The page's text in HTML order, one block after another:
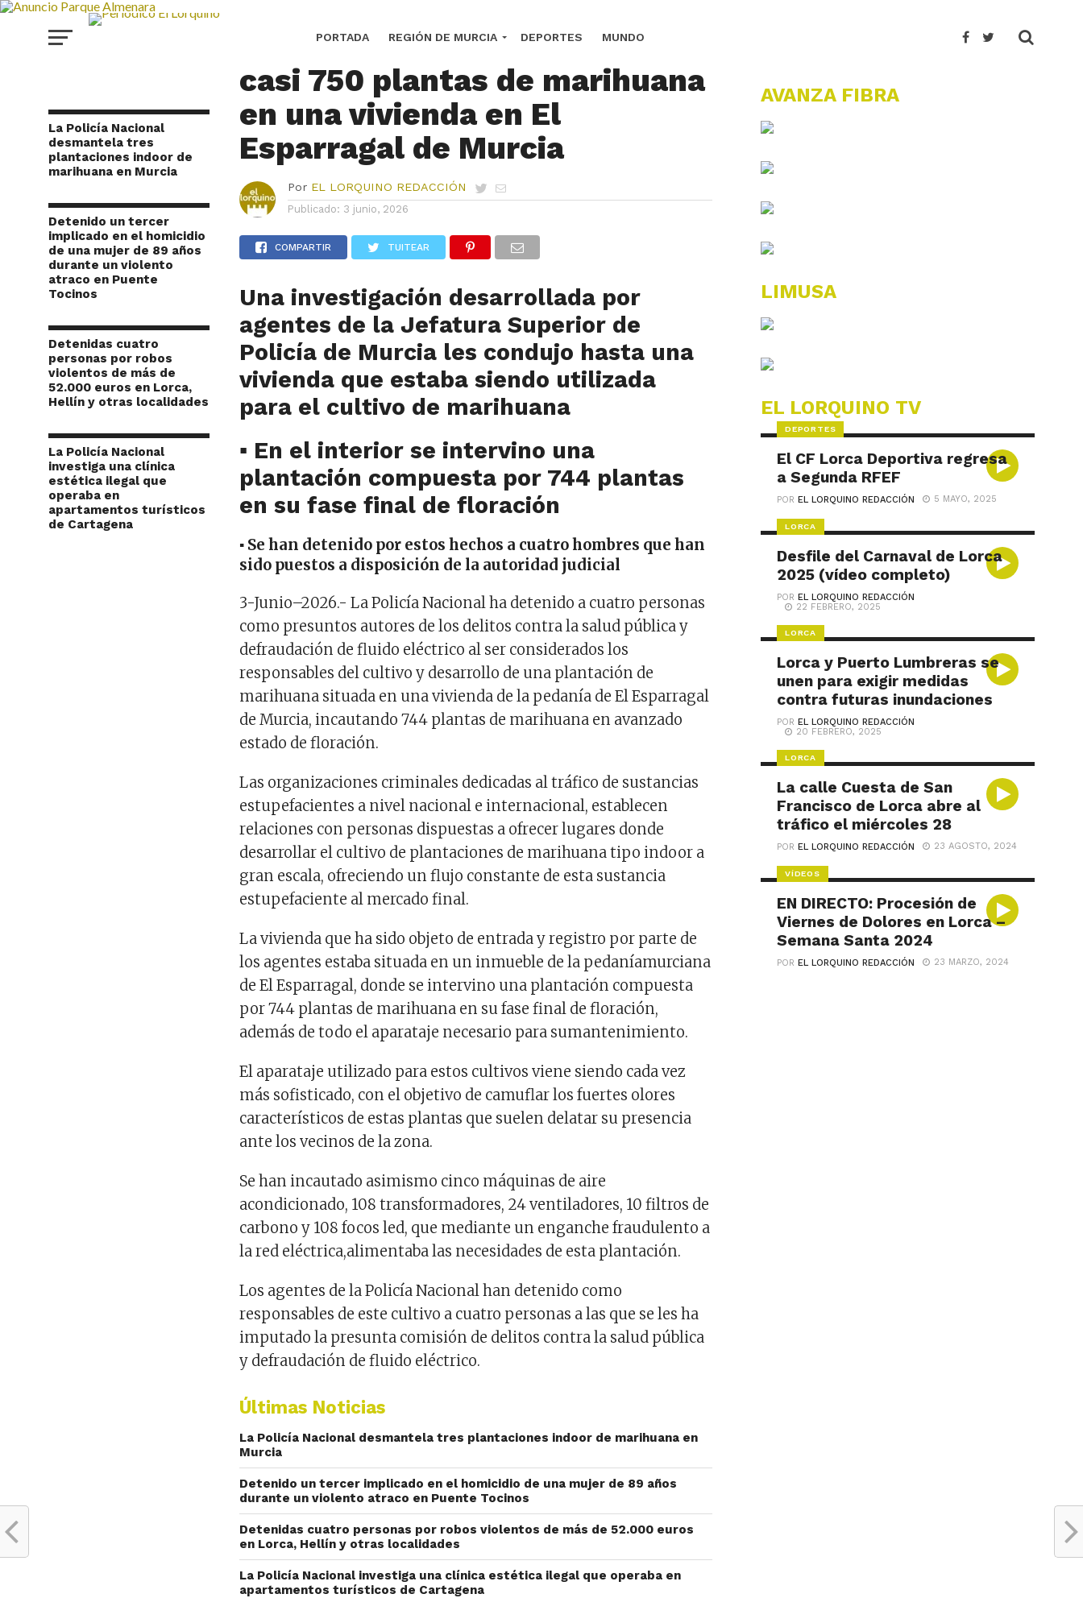
PORTADA REGIÓN DE MURCIA DEPORTES MUNDO
La Policía Nacional
desmantela tres
plantaciones indoor de
marihuana en Murcia
Detenido un tercer
implicado en el homicidio
de una mujer de 89 años
durante un violento
atraco en Puente
Tocinos
Detenidas cuatro
personas por robos
violentos de más de
52.000 euros en Lorca,
Hellín y otras localidades
La Policía Nacional
investiga una clínica
estética ilegal que
operaba en
apartamentos turísticos
de Cartagena
La Policía Nacional interviene
casi 750 plantas de marihuana
en una vivienda en El
Esparragal de Murcia
Por EL LORQUINO REDACCIÓN
Publicado: 3 junio, 2026
COMPARTIR TUITEAR
Una investigación desarrollada por
agentes de la Jefatura Superior de
Policía de Murcia les condujo hasta una
vivienda que estaba siendo utilizada
para el cultivo de marihuana
▪ En el interior se intervino una
plantación compuesta por 744 plantas
en su fase final de floración
▪ Se han detenido por estos hechos a cuatro hombres que han
sido puestos a disposición de la autoridad judicial
3-Junio–2026.-La Policía Nacional ha detenido a cuatro personas
como presuntos autores de los delitos contra la salud pública y
defraudación de fluido eléctrico al ser considerados los
responsables del cultivo y desarrollo de una plantación de
marihuana situada en una vivienda de la pedanía de El Esparragal
de Murcia, incautando 744 plantas de marihuana en avanzado
estado de floración.
Las organizaciones criminales dedicadas al tráfico de sustancias
estupefacientes a nivel nacional e internacional, establecen
relaciones con personas dispuestas a ofrecerlugares donde
desarrollar el cultivo de plantaciones de marihuana tipoindoor a
gran escala, ofreciendo un flujo constante de esta sustancia
estupefaciente al mercado final.
Lavivienda que ha sido objeto de entrada y registro por parte de
los agentes estaba situada en un inmueble de la pedaníamurciana
de ElEsparragal, donde se intervino una plantación compuesta
por744 plantas de marihuana en su fase final de floración,
además de todo el aparataje necesario para sumantenimiento.
El aparataje utilizado para estos cultivos viene siendo cada vez
más sofisticado, con el objetivo de camuflar los fuertes olores
característicos de estas plantas que suelen delatar su presencia
ante los vecinos de la zona.
Se hanincautado asimismo cinco máquinas de aire
acondicionado, 108 transformadores, 24ventiladores, 10filtros de
carbono y 108 focosled, que mediante un enganche fraudulento a
la red eléctrica,alimentaba las necesidades de esta plantación.
Los agentes de la Policía Nacionalhan detenido como
responsables de este cultivo a cuatro personas a las que se les ha
imputado la presunta comisión de delitos contra la salud pública
y defraudación de fluido eléctrico.
Últimas Noticias
La Policía Nacional desmantela tres plantaciones indoor de marihuana en
Murcia
Detenido un tercer implicado en el homicidio de una mujer de 89 años
durante un violento atraco en Puente Tocinos
Detenidas cuatro personas por robos violentos de más de 52.000 euros
en Lorca, Hellín y otras localidades
La Policía Nacional investiga una clínica estética ilegal que operaba en
apartamentos turísticos de Cartagena
AVANZA FIBRA
LIMUSA
EL LORQUINO TV
DEPORTES
El CF Lorca Deportiva regresa
a Segunda RFEF
POREL LORQUINO REDACCIÓN 5 MAYO, 2025
LORCA
Desfile del Carnaval de Lorca
2025 (vídeo completo)
POREL LORQUINO REDACCIÓN
22 FEBRERO, 2025
LORCA
Lorca y Puerto Lumbreras se
unen para exigir medidas
contra futuras inundaciones
POREL LORQUINO REDACCIÓN
20 FEBRERO, 2025
LORCA
La calle Cuesta de San
Francisco de Lorca abre al
tráfico el miércoles 28
POREL LORQUINO REDACCIÓN 23 AGOSTO, 2024
VÍDEOS
EN DIRECTO: Procesión de
Viernes de Dolores en Lorca –
Semana Santa 2024
POREL LORQUINO REDACCIÓN 23 MARZO, 2024